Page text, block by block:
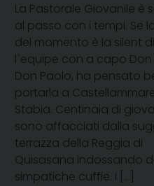
La Pastorale Giovanile è
al passo con i tempi. Se
del momento è la silent
l`equipe con a capo Don
Don Paolo, ha pensato
portarla a
Stabia. Centinaia di
sono affacciati dalla
terrazza della Reggia di
Quisasana indossando
simpatiche cuffie. I […]